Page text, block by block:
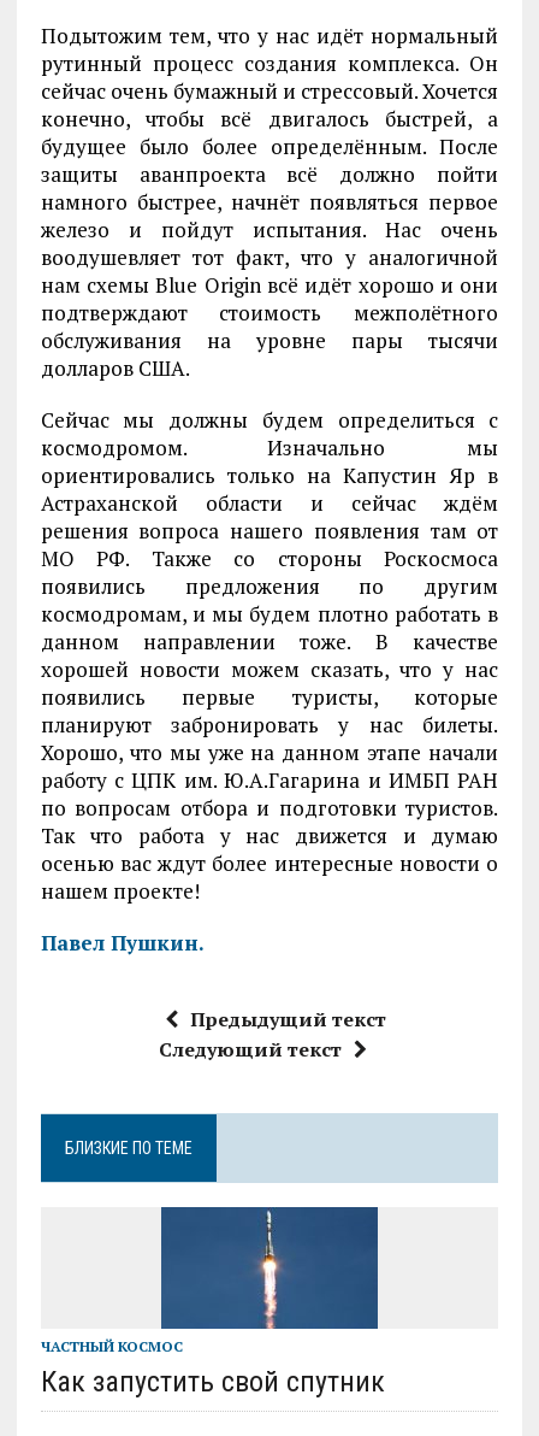
Подытожим тем, что у нас идёт нормальный
рутинный процесс создания комплекса. Он
сейчас очень бумажный и стрессовый. Хочется
конечно, чтобы всё двигалось быстрей, а
будущее было более определённым. После
защиты аванпроекта всё должно пойти
намного быстрее, начнёт появляться первое
железо и пойдут испытания. Нас очень
воодушевляет тот факт, что у аналогичной
нам схемы Blue Origin всё идёт хорошо и они
подтверждают стоимость межполётного
обслуживания на уровне пары тысячи
долларов США.
Сейчас мы должны будем определиться с
космодромом. Изначально мы
ориентировались только на Капустин Яр в
Астраханской области и сейчас ждём
решения вопроса нашего появления там от
МО РФ. Также со стороны Роскосмоса
появились предложения по другим
космодромам, и мы будем плотно работать в
данном направлении тоже. В качестве
хорошей новости можем сказать, что у нас
появились первые туристы, которые
планируют забронировать у нас билеты.
Хорошо, что мы уже на данном этапе начали
работу с ЦПК им. Ю.А.Гагарина и ИМБП РАН
по вопросам отбора и подготовки туристов.
Так что работа у нас движется и думаю
осенью вас ждут более интересные новости о
нашем проекте!
Павел Пушкин.
Предыдущий текст
Следующий текст
БЛИЗКИЕ ПО ТЕМЕ
ЧАСТНЫЙ КОСМОС
Как запустить свой спутник